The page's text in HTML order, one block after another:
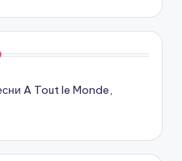
A Tout le Monde,